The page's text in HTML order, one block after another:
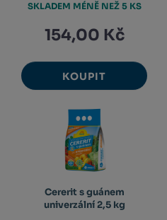
154,00 Kč
KOUPIT
SKLADEM MÉNĚ NEŽ 5 KS
Cererit s guánem
univerzální 2,5 kg